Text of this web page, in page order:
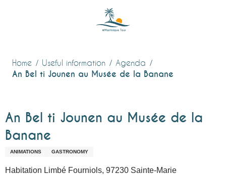
Home Useful information Agenda
An Bel ti Jounen au Musée de la Banane
An Bel ti Jounen au Musée de la
Banane
ANIMATIONS GASTRONOMY
Habitation Limbé Fourniols, 97230 Sainte-Marie